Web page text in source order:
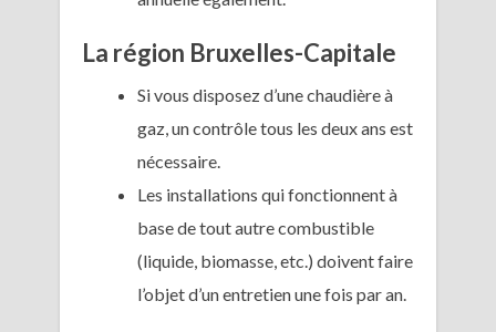
La région Bruxelles-Capitale
Si vous disposez d’une chaudière à
gaz, un contrôle tous les deux ans est
nécessaire.
Les installations qui fonctionnent à
base de tout autre combustible
(liquide, biomasse, etc.) doivent faire
l’objet d’un entretien une fois par an.